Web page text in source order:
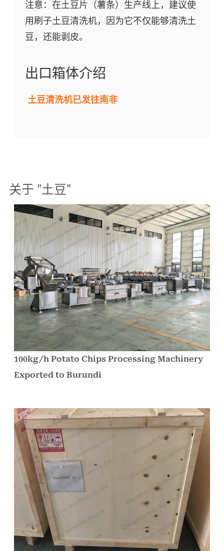
注意：在土豆片（薯条）生产线上，建议使
用刷子土豆清洗机，因为它不仅能够清洗土
豆，还能剥皮。
出口箱体介绍
土豆清洗机已发往南非
关于 "土豆"
100kg/h Potato Chips Processing Machinery
Exported to Burundi